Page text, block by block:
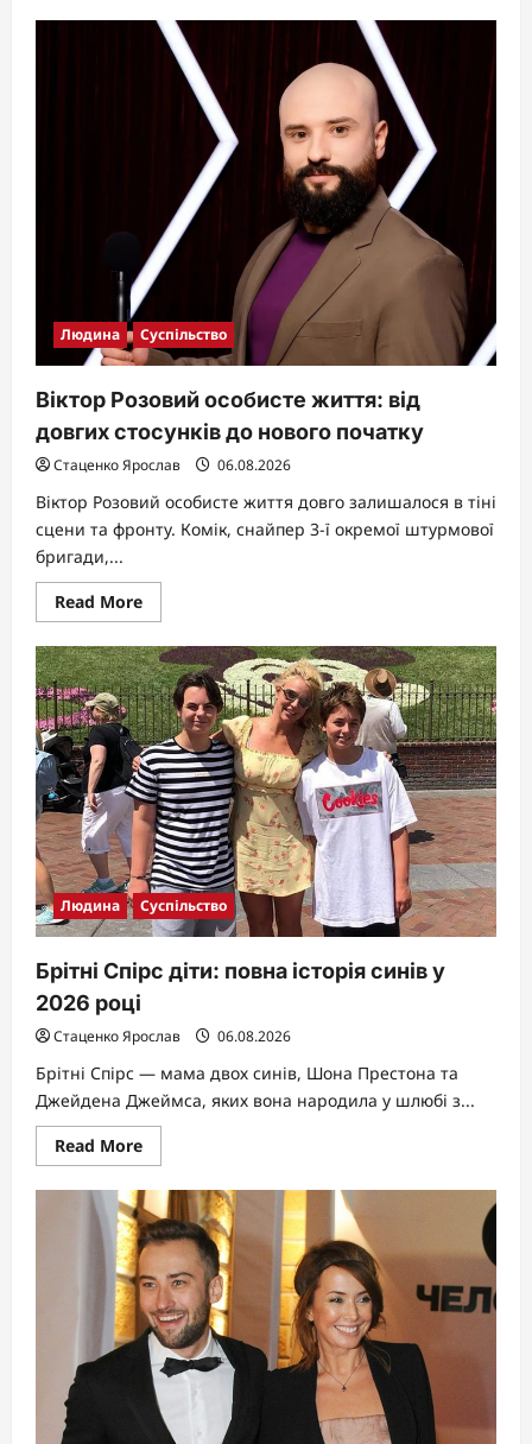
Друга
дружина
Притули:
Катерина
Сопельник
Людина Суспільство
Віктор Розовий особисте життя: від
довгих стосунків до нового початку
Стаценко Ярослав 06.08.2026
Віктор Розовий особисте життя довго залишалося в тіні
сцени та фронту. Комік, снайпер 3-ї окремої штурмової
бригади,...
Read MoreRead
more
Віктор
Розовий
особисте
життя:
від
довгих
стосунків
до
нового
початку
Людина Суспільство
Брітні Спірс діти: повна історія синів у
2026 році
Стаценко Ярослав 06.08.2026
Брітні Спірс — мама двох синів, Шона Престона та
Джейдена Джеймса, яких вона народила у шлюбі з...
Read MoreRead
more
Брітні
Спірс
діти:
повна
історія
синів
у
2026
році